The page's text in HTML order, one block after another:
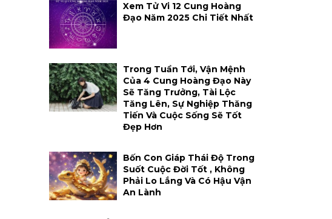
Xem Tử Vi 12 Cung Hoàng
Đạo Năm 2025 Chi Tiết Nhất
Trong Tuần Tới, Vận Mệnh
Của 4 Cung Hoàng Đạo Này
Sẽ Tăng Trưởng, Tài Lộc
Tăng Lên, Sự Nghiệp Thăng
Tiến Và Cuộc Sống Sẽ Tốt
Đẹp Hơn
Bốn Con Giáp Thái Độ Trong
Suốt Cuộc Đời Tốt , Không
Phải Lo Lắng Và Có Hậu Vận
An Lành